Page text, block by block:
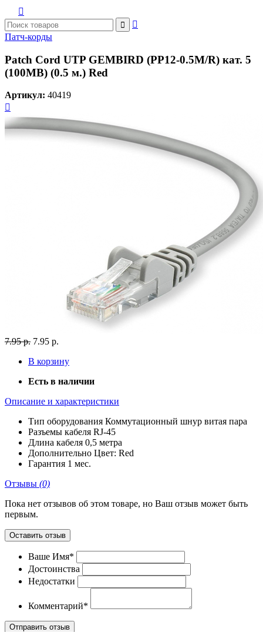



Патч-корды
Patch Cord UTP GEMBIRD (PP12-0.5M/R) кат. 5
(100MB) (0.5 м.) Red
Артикул: 40419

7.95 р. 7.95 р.
В корзину
Есть в наличии
Описание и характеристики
Тип оборудования Коммутационный шнур витая пара
Разъемы кабеля RJ-45
Длина кабеля 0,5 метра
Дополнительно Цвет: Red
Гарантия 1 мес.
Отзывы (0)
Пока нет отзывов об этом товаре, но Ваш отзыв может быть
первым.
Оставить отзыв
Ваше Имя*
Достоинства
Недостатки
Комментарий*
Отправить отзыв